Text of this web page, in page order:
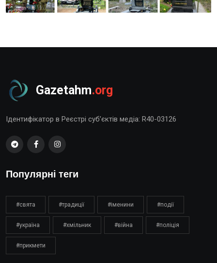
Gazetahm.org
Ідентифікатор в Реєстрі суб’єктів медіа: R40-03126
Популярні теги
#свята #традиції #іменини #події
#україна #хмільник #війна #поліція
#прикмети